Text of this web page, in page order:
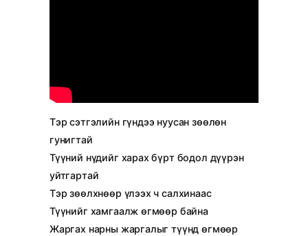
Тэр сэтгэлийн гүндээ нуусан зөөлөн
гунигтай
Түүний нүдийг харах бүрт бодол дүүрэн
уйтгартай
Тэр зөөлхнөөр үлээх ч салхинаас
Түүнийг хамгаалж өгмөөр байна
Жаргах нарны жаргалыг түүнд өгмөөр